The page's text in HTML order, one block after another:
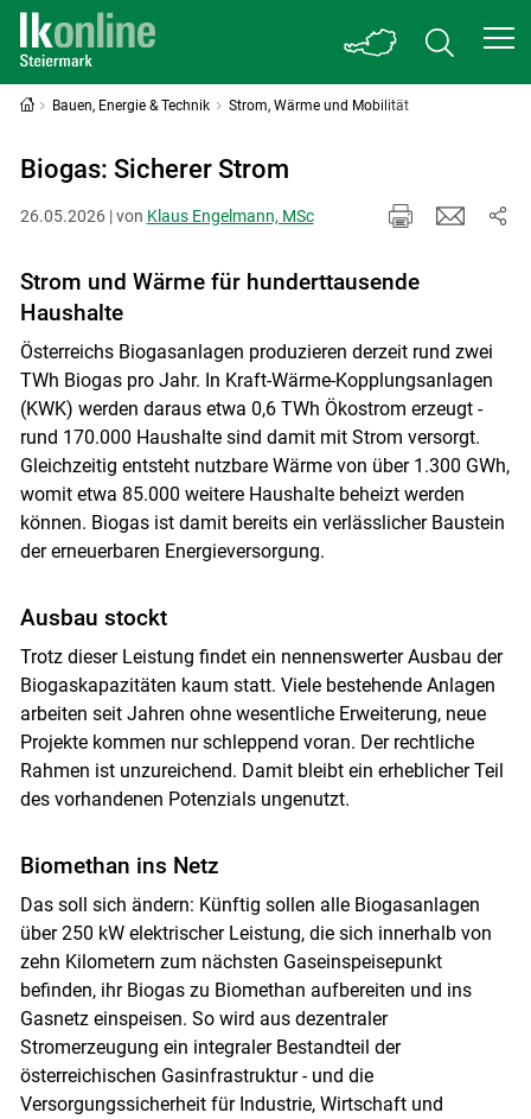
Skip to main content
Bauen, Energie & Technik Strom, Wärme und Mobilität
Biogas: Sicherer Strom
26.05.2026 | von Klaus Engelmann, MSc
Strom und Wärme für hunderttausende
Haushalte
Österreichs Biogasanlagen produzieren derzeit rund zwei
TWh Biogas pro Jahr. In Kraft-Wärme-Kopplungsanlagen
(KWK) werden daraus etwa 0,6 TWh Ökostrom erzeugt -
rund 170.000 Haushalte sind damit mit Strom versorgt.
Gleichzeitig entsteht nutzbare Wärme von über 1.300 GWh,
womit etwa 85.000 weitere Haushalte beheizt werden
können. Biogas ist damit bereits ein verlässlicher Baustein
der erneuerbaren Energieversorgung.
Ausbau stockt
Trotz dieser Leistung findet ein nennenswerter Ausbau der
Biogaskapazitäten kaum statt. Viele bestehende Anlagen
arbeiten seit Jahren ohne wesentliche Erweiterung, neue
Projekte kommen nur schleppend voran. Der rechtliche
Rahmen ist unzureichend. Damit bleibt ein erheblicher Teil
des vorhandenen Potenzials ungenutzt.
Biomethan ins Netz
Das soll sich ändern: Künftig sollen alle Biogasanlagen
über 250 kW elektrischer Leistung, die sich innerhalb von
zehn Kilometern zum nächsten Gaseinspeisepunkt
befinden, ihr Biogas zu Biomethan aufbereiten und ins
Gasnetz einspeisen. So wird aus dezentraler
Stromerzeugung ein integraler Bestandteil der
österreichischen Gasinfrastruktur - und die
Versorgungssicherheit für Industrie, Wirtschaft und